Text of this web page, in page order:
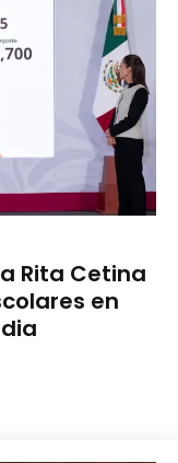
Rita Cetina
en